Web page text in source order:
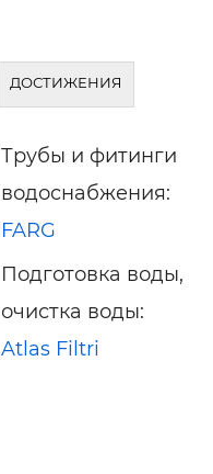
ДОСТИЖЕНИЯ
Трубы и фитинги
водоснабжения:
FARG
Подготовка воды,
очистка воды:
Atlas Filtri